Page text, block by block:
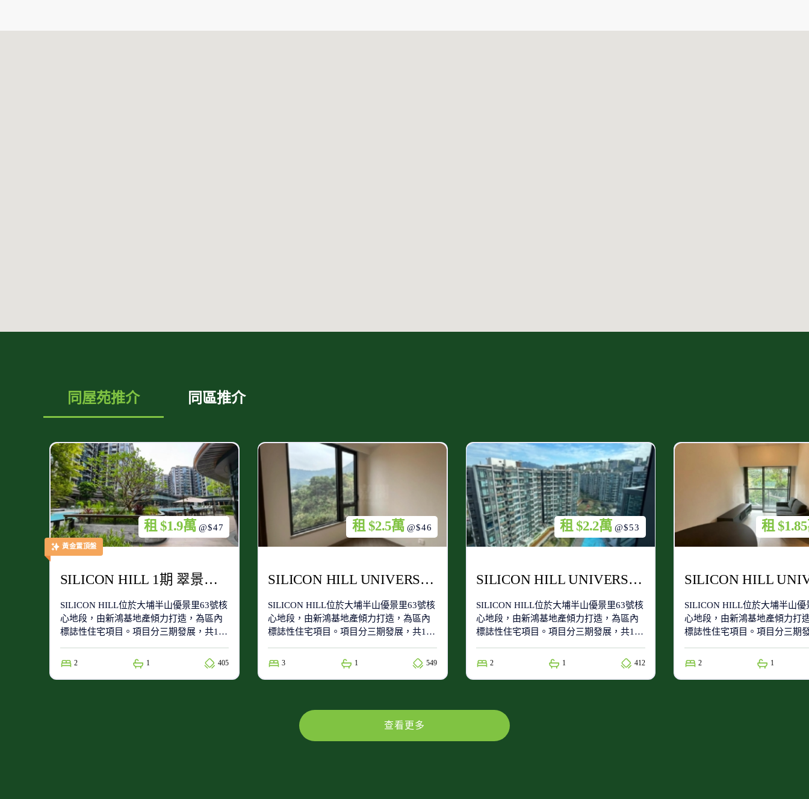
同屋苑推介 同區推介
黃金置頂盤
SILICON HILL 1期 翠景閣 第6座 高層 A5室
SILICON HILL位於大埔半山優景里63號核
心地段，由新鴻基地產傾力打造，為區內
標誌性住宅項目。項目分三期發展，共15
由206呎至936呎，涵蓋開放式至三房多元
戶型，滿足不同家庭的生活需求。
2 1 405
租 $1.9萬 @$47
SILICON HILL UNIVERSITY HILL 2B期 優景閣 第6座 高層 B3室
SILICON HILL位於大埔半山優景里63號核
心地段，由新鴻基地產傾力打造，為區內
標誌性住宅項目。項目分三期發展，共15
由206呎至936呎，涵蓋開放式至三房多元
戶型，滿足不同家庭的生活需求。
3 1 549
租 $2.5萬 @$46
SILICON HILL UNIVERSITY HILL 2B期 優景閣 第3座 極高層 B6室
SILICON HILL位於大埔半山優景里63號核
心地段，由新鴻基地產傾力打造，為區內
標誌性住宅項目。項目分三期發展，共15
由206呎至936呎，涵蓋開放式至三房多元
戶型，滿足不同家庭的生活需求。
2 1 412
租 $2.2萬 @$53
SILICON HILL位於大埔半山優
心地段，由新鴻基地產傾力打
標誌性住宅項目。項目分三期
由206呎至936呎，涵蓋開放式
戶型，滿足不同家庭的生活需
2 1
租
查看更多